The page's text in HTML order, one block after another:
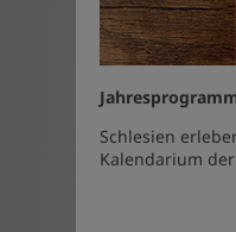
Schlesien
Kalendarium